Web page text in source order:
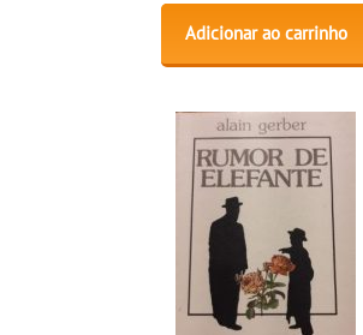
Adicionar ao carrinho